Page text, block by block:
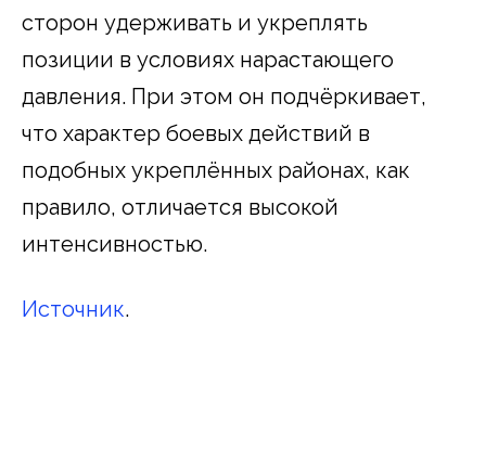
сторон удерживать и укреплять
позиции в условиях нарастающего
давления. При этом он подчёркивает,
что характер боевых действий в
подобных укреплённых районах, как
правило, отличается высокой
интенсивностью.
Источник.